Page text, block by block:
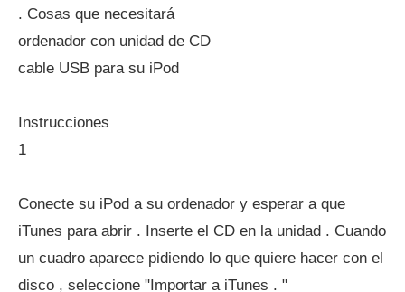
. Cosas que necesitará
ordenador con unidad de CD
cable USB para su iPod
Instrucciones
1
Conecte su iPod a su ordenador y esperar a que
iTunes para abrir . Inserte el CD en la unidad . Cuando
un cuadro aparece pidiendo lo que quiere hacer con el
disco , seleccione "Importar a iTunes . "